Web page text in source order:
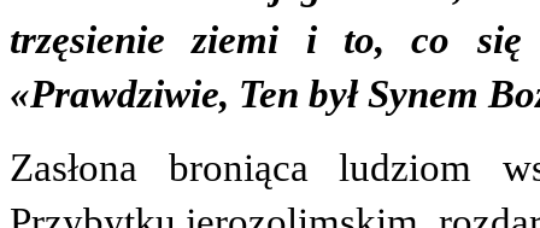
trzęsienie ziemi i to, co
«Prawdziwie, Ten był Synem
Zasłona broniąca ludziom